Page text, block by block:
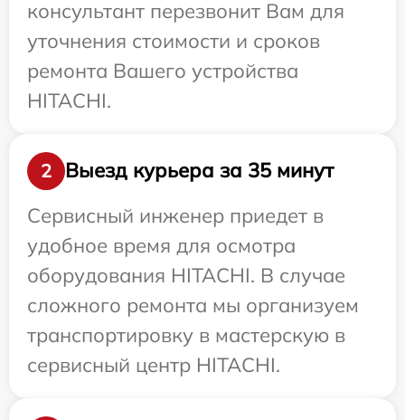
консультант перезвонит Вам для
уточнения стоимости и сроков
ремонта Вашего устройства
HITACHI.
2
Выезд курьера за 35 минут
Сервисный инженер приедет в
удобное время для осмотра
оборудования HITACHI. В случае
сложного ремонта мы организуем
транспортировку в мастерскую в
сервисный центр HITACHI.